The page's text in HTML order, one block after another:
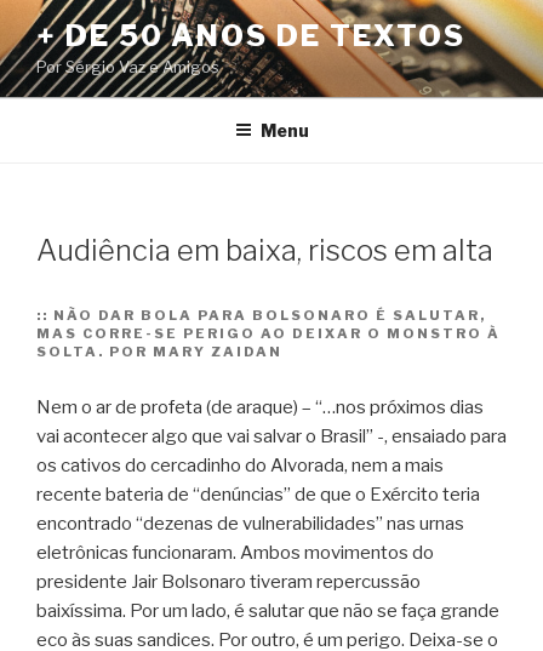
Pular
para
o
conteúdo
+ DE 50 ANOS DE TEXTOS
Por Sérgio Vaz e Amigos
Menu
Audiência em baixa, riscos em alta
:: NÃO DAR BOLA PARA BOLSONARO É SALUTAR,
MAS CORRE-SE PERIGO AO DEIXAR O MONSTRO À
SOLTA. POR MARY ZAIDAN
Nem o ar de profeta (de araque) – “…nos próximos dias
vai acontecer algo que vai salvar o Brasil” -, ensaiado para
os cativos do cercadinho do Alvorada, nem a mais
recente bateria de “denúncias” de que o Exército teria
encontrado “dezenas de vulnerabilidades” nas urnas
eletrônicas funcionaram. Ambos movimentos do
presidente Jair Bolsonaro tiveram repercussão
baixíssima. Por um lado, é salutar que não se faça grande
eco às suas sandices. Por outro, é um perigo. Deixa-se o